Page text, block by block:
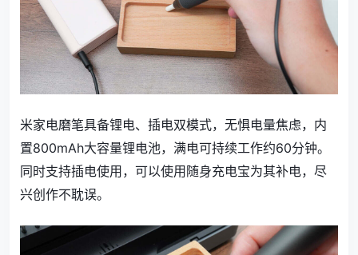
米家电磨笔具备锂电、插电双模式，无惧电量焦虑，内
置800mAh大容量锂电池，满电可持续工作约60分钟。
同时支持插电使用，可以使用随身充电宝为其补电，尽
兴创作不耽误。